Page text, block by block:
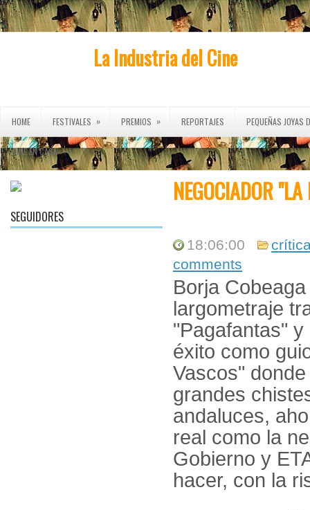
La Industria del Cine
HOME FESTIVALES » PREMIOS » REPORTAJES PEQUEÑAS JOYAS
CINE EN CASA »
SEGUIDORES
NEGOCIADOR
18:06:00
comments
Borja
largometraje
"Pagafantas"
éxito como
Vascos"
grandes
andaluces,
real como la
Gobierno y
hacer, con la